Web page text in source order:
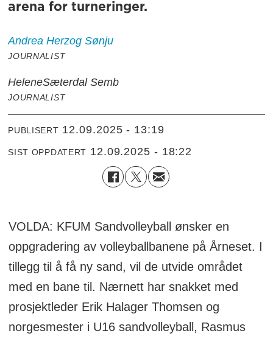
arena for turneringer.
Andrea Herzog Sønju
JOURNALIST
HeleneSæterdal Semb
JOURNALIST
PUBLISERT 12.09.2025 - 13:19
SIST OPPDATERT 12.09.2025 - 18:22
VOLDA: KFUM Sandvolleyball ønsker en
oppgradering av volleyballbanene på Årneset. I
tillegg til å få ny sand, vil de utvide området
med en bane til. Nærnett har snakket med
prosjektleder Erik Halager Thomsen og
norgesmester i U16 sandvolleyball, Rasmus